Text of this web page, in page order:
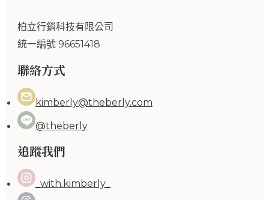
柏立行銷科技有限公司
統一編號 96651418
聯絡方式
kimberly@theberly.com
@theberly
追蹤我們
_with.kimberly_